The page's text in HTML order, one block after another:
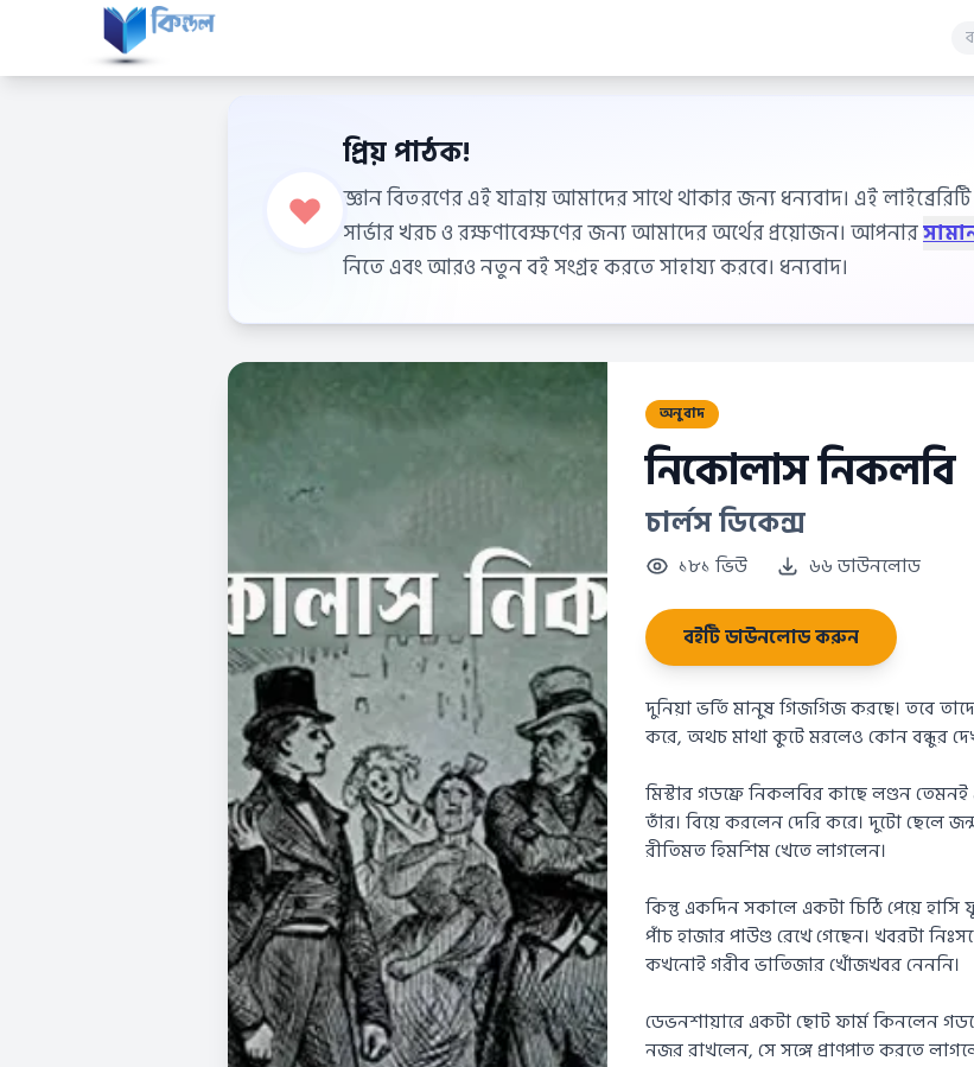
প্রিয় পাঠক!
জ্ঞান বিতরণের এই যাত্রায় আমাদের সাথে থাকার জন্য ধন্যবাদ। এই
সার্ভার খরচ ও রক্ষণাবেক্ষণের জন্য আমাদের অর্থের প্রয়োজন। আপনার
নিতে এবং আরও নতুন বই সংগ্রহ করতে সাহায্য করবে। ধন্যবাদ।
অনুবাদ
নিকোলাস নিকলবি
চার্লস ডিকেন্স
১৮১ ভিউ ৬৬ ডাউনলোড
বইটি ডাউনলোড করুন
দুনিয়া ভর্তি মানুষ গিজগিজ করছে। তবে
করে, অথচ মাথা কুটে মরলেও কোন বন্ধুর
মিস্টার গডফ্রে নিকলবির কাছে লণ্ডন
তাঁর। বিয়ে করলেন দেরি করে। দুটো ছেলে
রীতিমত হিমশিম খেতে লাগলেন।
কিন্তু একদিন সকালে একটা চিঠি পেয়ে
পাঁচ হাজার পাউণ্ড রেখে গেছেন। খবরটা
কখনোই গরীব ভাতিজার খোঁজখবর নেননি।
ডেভনশায়ারে একটা ছোট ফার্ম কিনলেন
নজর রাখলেন, সে সঙ্গে প্রাণপাত করতে